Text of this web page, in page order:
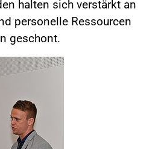
halten sich verstärkt an
personelle Ressourcen
geschont.